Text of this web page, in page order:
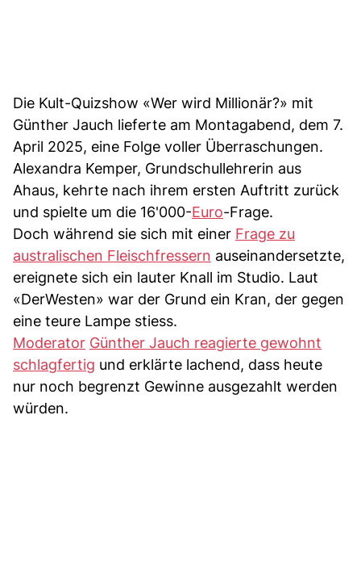
Die Kult-Quizshow «Wer wird Millionär?» mit
Günther Jauch lieferte am Montagabend, dem 7.
April 2025, eine Folge voller Überraschungen.
Alexandra Kemper, Grundschullehrerin aus
Ahaus, kehrte nach ihrem ersten Auftritt zurück
und spielte um die 16'000-Euro-Frage.
Doch während sie sich mit einer Frage zu
australischen Fleischfressern auseinandersetzte,
ereignete sich ein lauter Knall im Studio. Laut
«DerWesten» war der Grund ein Kran, der gegen
eine teure Lampe stiess.
Moderator Günther Jauch reagierte gewohnt
schlagfertig und erklärte lachend, dass heute
nur noch begrenzt Gewinne ausgezahlt werden
würden.